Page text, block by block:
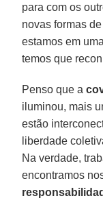
para com os
novas formas
estamos em
temos que
Penso que a
iluminou, mais
estão
liberdade
Na verdade,
encontramos